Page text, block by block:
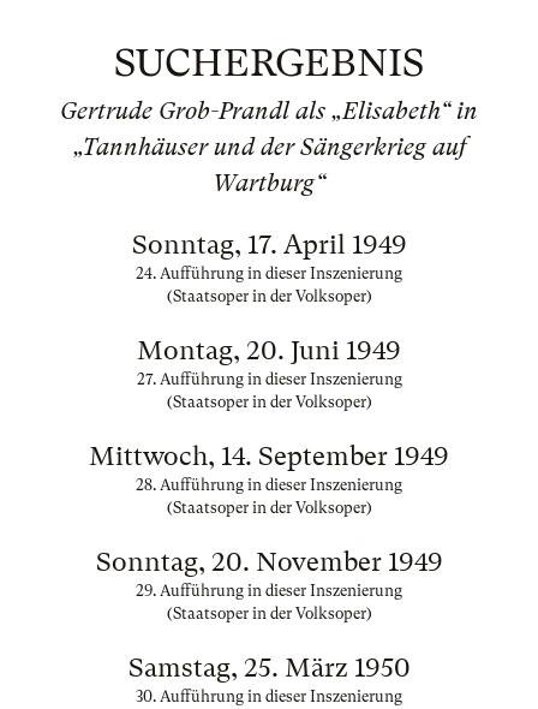
SUCHERGEBNIS
Gertrude Grob-Prandl als „Elisabeth“ in
„Tannhäuser und der Sängerkrieg auf
Wartburg“
Sonntag, 17. April 1949
24. Aufführung in dieser Inszenierung
(Staatsoper in der Volksoper)
Montag, 20. Juni 1949
27. Aufführung in dieser Inszenierung
(Staatsoper in der Volksoper)
Mittwoch, 14. September 1949
28. Aufführung in dieser Inszenierung
(Staatsoper in der Volksoper)
Sonntag, 20. November 1949
29. Aufführung in dieser Inszenierung
(Staatsoper in der Volksoper)
Samstag, 25. März 1950
30. Aufführung in dieser Inszenierung